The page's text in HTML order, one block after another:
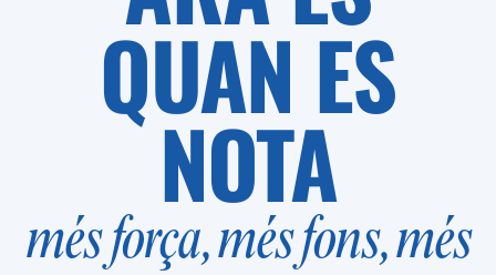
QUAN ES
NOTA
més força, més fons, més